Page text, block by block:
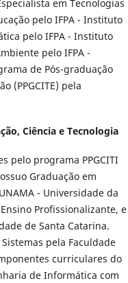
em Tecnologias
pelo IFPA - Instituto
pelo IFPA - Instituto
pelo IFPA -
de Pós-graduação
(PPGCITE) pela
Ciência e Tecnologia
pelo programa PPGCITI
Graduação em
- Universidade da
Profissionalizante, e
de Santa Catarina.
pela Faculdade
curriculares do
de Informática com